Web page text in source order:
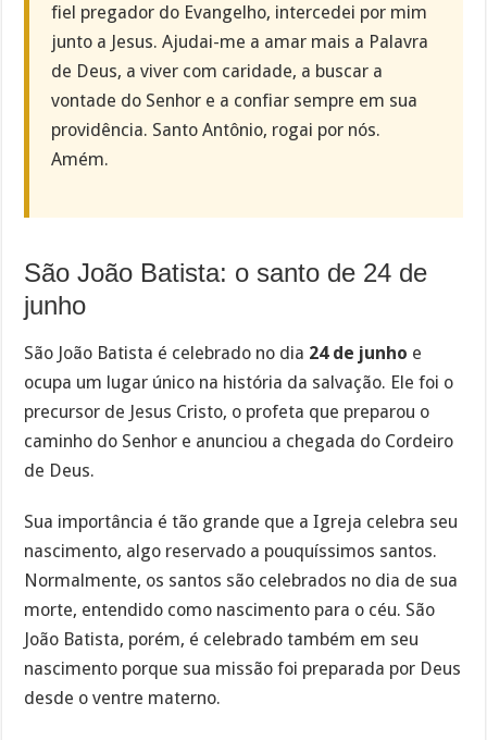
fiel pregador do Evangelho, intercedei por mim
junto a Jesus. Ajudai-me a amar mais a Palavra
de Deus, a viver com caridade, a buscar a
vontade do Senhor e a confiar sempre em sua
providência. Santo Antônio, rogai por nós.
Amém.
São João Batista: o santo de 24 de
junho
São João Batista é celebrado no dia 24 de junho e
ocupa um lugar único na história da salvação. Ele foi o
precursor de Jesus Cristo, o profeta que preparou o
caminho do Senhor e anunciou a chegada do Cordeiro
de Deus.
Sua importância é tão grande que a Igreja celebra seu
nascimento, algo reservado a pouquíssimos santos.
Normalmente, os santos são celebrados no dia de sua
morte, entendido como nascimento para o céu. São
João Batista, porém, é celebrado também em seu
nascimento porque sua missão foi preparada por Deus
desde o ventre materno.